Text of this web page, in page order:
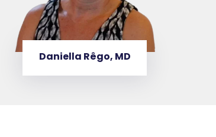
Daniella Rêgo, MD